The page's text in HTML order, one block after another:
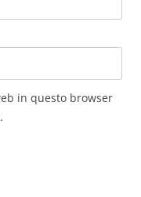
in questo browser